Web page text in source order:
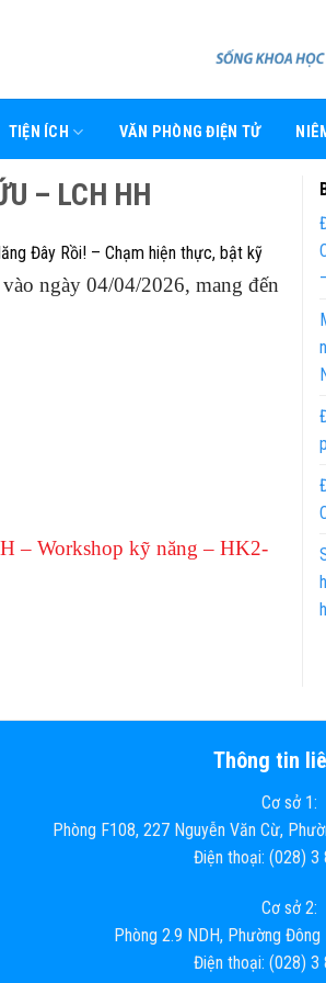
TIỆN ÍCH VĂN PHÒNG ĐIỆN TỬ
– LCH HH
Đây Rồi! – Chạm hiện thực, bật kỹ
ngày 04/04/2026, mang đến
– Workshop kỹ năng – HK2-
Thông tin
Cơ sở 1:
Phòng F108, 227 Nguyễn Văn Cừ,
Điện thoại: (028) 3
Cơ sở 2:
Phòng 2.9 NDH, Phường Đông
Điện thoại: (028) 3